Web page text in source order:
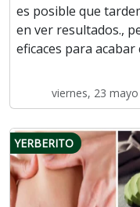
es posible que
en ver resultados.,
eficaces para acabar
viernes, 23
YERBERITO